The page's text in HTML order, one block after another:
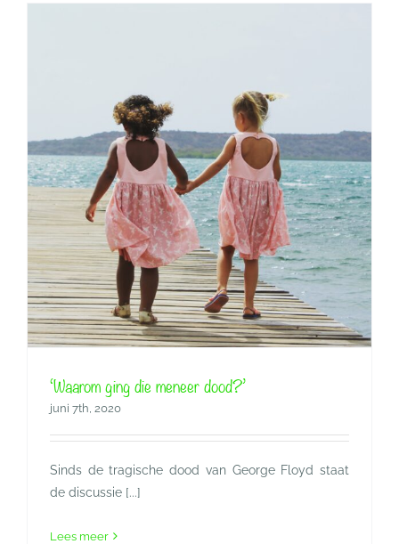
‘Waarom ging die meneer dood?’
juni 7th, 2020
Sinds de tragische dood van George Floyd staat
de discussie [...]
Lees meer